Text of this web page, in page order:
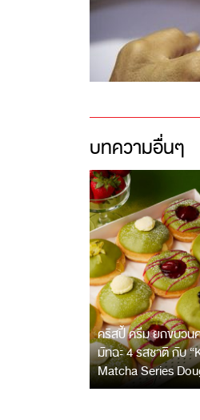
บทความอื่นๆ
คริสปี้ ครีม ยกขบวน
มัทฉะ 4 รสชาติ กับ
Matcha Series